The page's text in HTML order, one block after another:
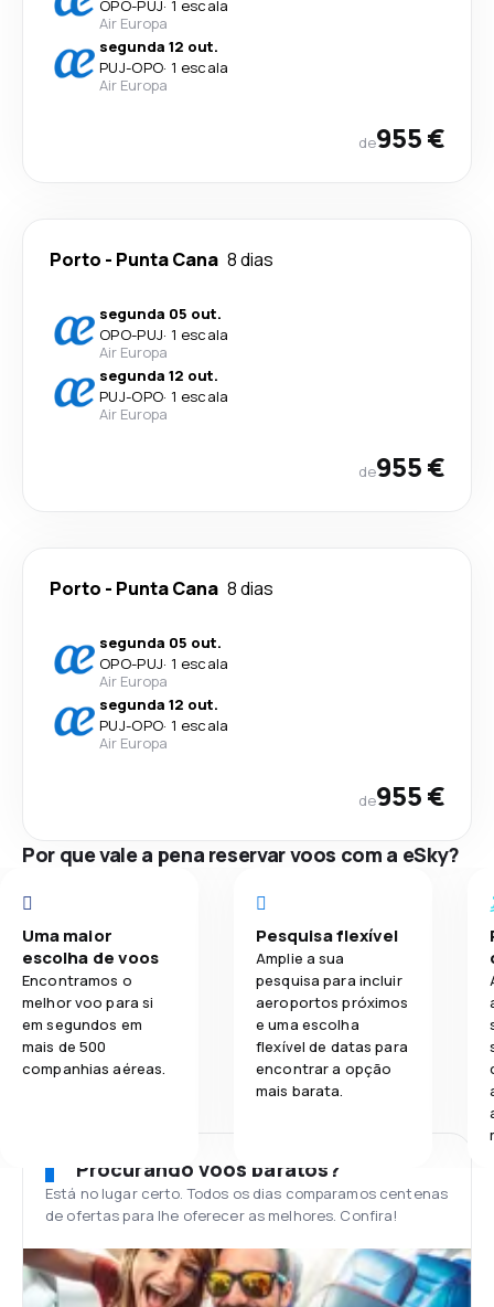
OPO-PUJ· 1 escala
Air Europa
segunda 12 out.
PUJ-OPO· 1 escala
Air Europa
de955 €
Porto - Punta Cana 8 dias
segunda 05 out.
OPO-PUJ· 1 escala
Air Europa
segunda 12 out.
PUJ-OPO· 1 escala
Air Europa
de955 €
Porto - Punta Cana 8 dias
segunda 05 out.
OPO-PUJ· 1 escala
Air Europa
segunda 12 out.
PUJ-OPO· 1 escala
Air Europa
de955 €
Por que vale a pena reservar voos com a eSky?
Uma maior
escolha de voos
Encontramos o
melhor voo para si
em segundos em
mais de 500
companhias aéreas.
Pesquisa flexível
Amplie a sua
pesquisa para incluir
aeroportos próximos
e uma escolha
flexível de datas para
encontrar a opção
mais barata.
Procurando voos baratos?
Está no lugar certo. Todos os dias comparamos centenas
de ofertas para lhe oferecer as melhores. Confira!